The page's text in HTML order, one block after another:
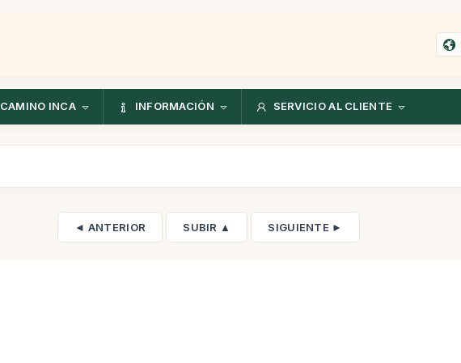
CAMINO INCA INFORMACIÓN SERVICIO AL CLIENTE
◄ ANTERIOR SUBIR ▲ SIGUIENTE ►